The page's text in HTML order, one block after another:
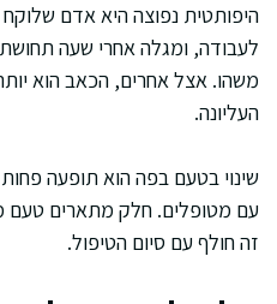
היפותטית נפוצה היא אדם
לעבודה, ומגלה אחרי שעה
משהו. אצל אחרים, הכאב הוא
העליונה.
שינוי בטעם בפה הוא תופעה
עם מטופלים. חלק מתארים טעם
זה חולף עם סיום הטיפול.